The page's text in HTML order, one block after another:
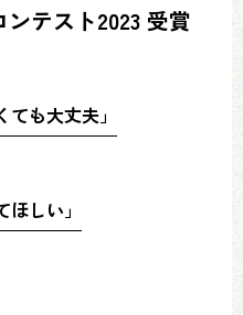
テスト2023 受賞
ても大丈夫」
ほしい」